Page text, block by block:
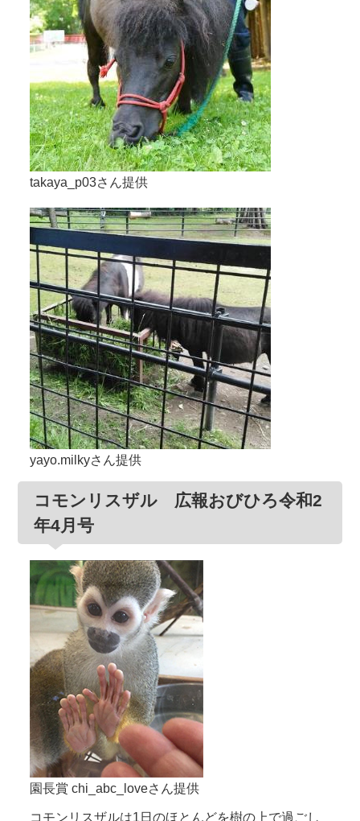
takaya_p03さん提供
yayo.milkyさん提供
コモンリスザル 広報おびひろ令和2
年4月号
園長賞 chi_abc_loveさん提供
コモンリスザルは1日のほとんどを樹の上で過ごし